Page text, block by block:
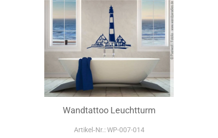
Wandtattoo Leuchtturm
Artikel‑Nr.: WP-007-014